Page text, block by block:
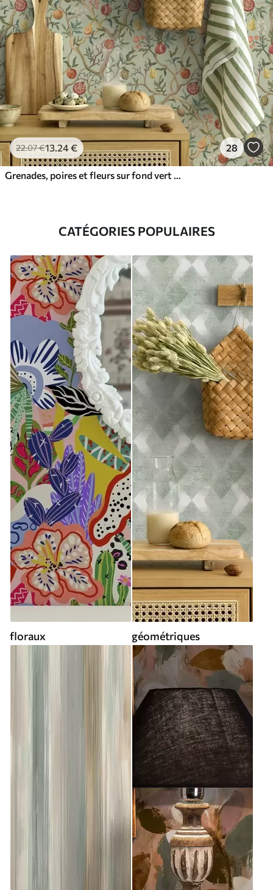
22.07€13.24€ 28
Grenades, poires et fleurs sur fond vert pâle
CATÉGORIES POPULAIRES
floraux géométriques